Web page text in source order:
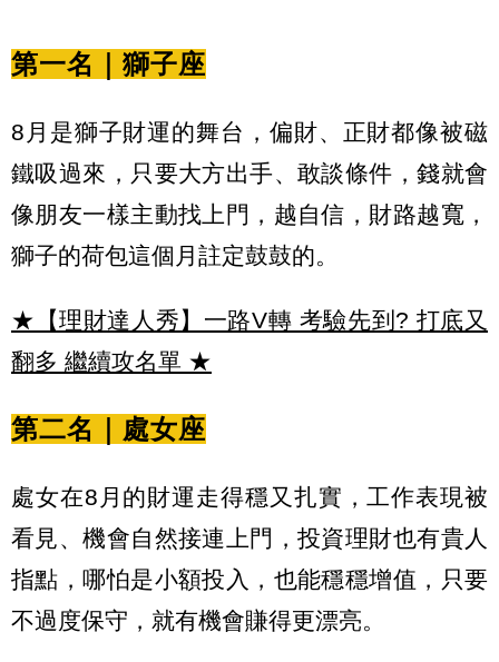
第一名｜獅子座
8月是獅子財運的舞台，偏財、正財都像被磁
鐵吸過來，只要大方出手、敢談條件，錢就會
像朋友一樣主動找上門，越自信，財路越寬，
獅子的荷包這個月註定鼓鼓的。
★【理財達人秀】一路V轉 考驗先到? 打底又
翻多 繼續攻名單 ★
第二名｜處女座
處女在8月的財運走得穩又扎實，工作表現被
看見、機會自然接連上門，投資理財也有貴人
指點，哪怕是小額投入，也能穩穩增值，只要
不過度保守，就有機會賺得更漂亮。